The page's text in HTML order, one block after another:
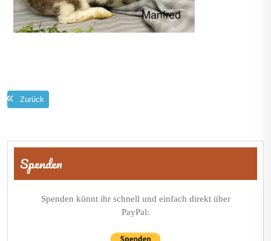
Zurück
Beitragsnavigation
Spenden
Spenden könnt ihr schnell und einfach direkt über
PayPal: